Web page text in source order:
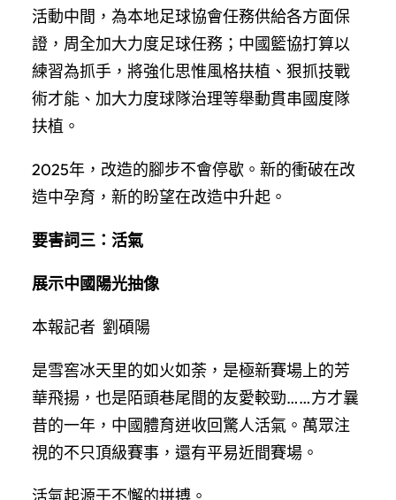
活動中間，為本地足球協會任務供給各方面保
證，周全加大力度足球任務；中國籃協打算以
練習為抓手，將強化思惟風格扶植、狠抓技戰
術才能、加大力度球隊治理等舉動貫串國度隊
扶植。
2025年，改造的腳步不會停歇。新的衝破在改
造中孕育，新的盼望在改造中升起。
要害詞三：活氣
展示中國陽光抽像
本報記者 劉碩陽
是雪窖冰天里的如火如荼，是極新賽場上的芳
華飛揚，也是陌頭巷尾間的友愛較勁……方才曩
昔的一年，中國體育迸收回驚人活氣。萬眾注
視的不只頂級賽事，還有平易近間賽場。
活氣起源于不懈的拼搏。